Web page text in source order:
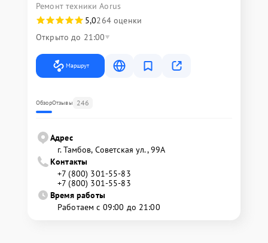
Ремонт техники Aorus
5,0264 оценки
Открыто до 21:00
Маршрут
ОбзорОтзывы 246
Адрес
г. Тамбов, Советская ул., 99А
Контакты
+7 (800) 301-55-83
+7 (800) 301-55-83
Время работы
Работаем с 09:00 до 21:00